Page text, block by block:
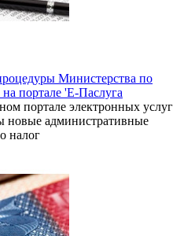
Министерства по
портале 'Е-Паслуга
портале электронных услуг
новые административные
налог